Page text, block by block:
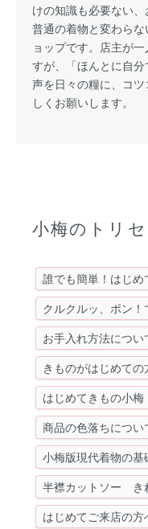
けの知識も必要ない
普通の着物と変わら
ョップです。店主が
すが、「ほんとに自
声を日々の糧に、コ
しくお願いします。
小梅のトリ
誰でも簡単！はじ
クルクルッ、ポン
お手入れ方法につい
きものがはじめて
はじめてきもの小
商品の色落ちについ
小梅版現代着物の基
半襟カットソー き
はじめてご来店の方